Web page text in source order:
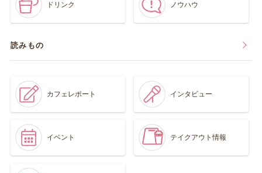
ドリンク ノウハウ
読みもの
カフェレポート インタビュー
イベント テイクアウト情報